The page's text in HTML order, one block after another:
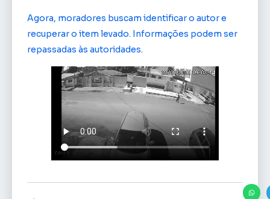
Agora, moradores buscam identificar o autor e
recuperar o item levado. Informações podem ser
repassadas às autoridades.